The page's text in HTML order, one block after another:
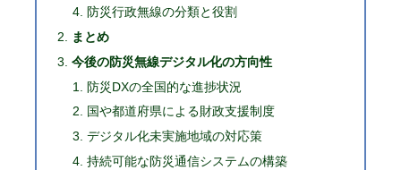
防災行政無線の分類と役割
まとめ
今後の防災無線デジタル化の方向性
防災DXの全国的な進捗状況
国や都道府県による財政支援制度
デジタル化未実施地域の対応策
持続可能な防災通信システムの構築